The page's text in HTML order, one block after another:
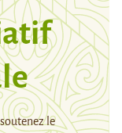
le